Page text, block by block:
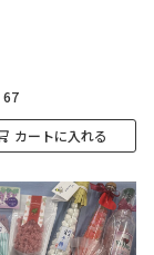
67
カートに入れる